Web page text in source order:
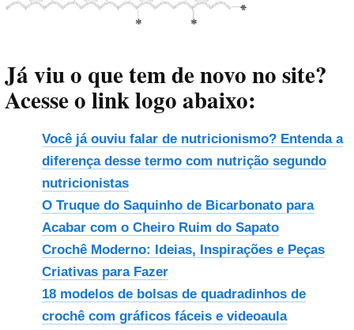
Já viu o que tem de novo no site?
Acesse o link logo abaixo:
Você já ouviu falar de nutricionismo? Entenda a
diferença desse termo com nutrição segundo
nutricionistas
O Truque do Saquinho de Bicarbonato para
Acabar com o Cheiro Ruim do Sapato
Crochê Moderno: Ideias, Inspirações e Peças
Criativas para Fazer
18 modelos de bolsas de quadradinhos de
crochê com gráficos fáceis e videoaula